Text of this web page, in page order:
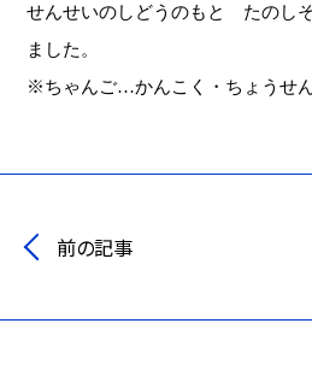
せんせいのしどうのもと たのし
ました。
※ちゃんご…かんこく・ちょうせ
前の記事